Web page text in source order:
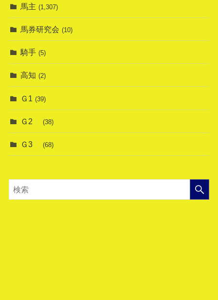
馬主 (1,307)
馬券研究会 (10)
騎手 (5)
高知 (2)
Ｇ1 (39)
Ｇ2 (38)
Ｇ3 (68)